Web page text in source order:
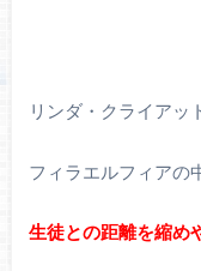
リンダ・クライアッ
フィラエルフィアの
生徒との距離を縮め